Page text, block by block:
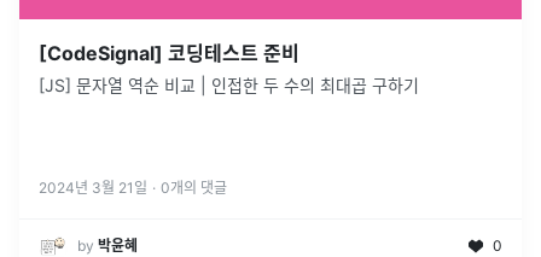
[CodeSignal] 코딩테스트 준비
[JS] 문자열 역순 비교 | 인접한 두 수의 최대곱 구하기
2024년 3월 21일 · 0개의 댓글
by 박윤혜 0